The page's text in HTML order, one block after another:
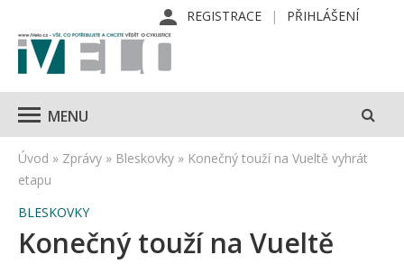
REGISTRACE PŘIHLÁŠENÍ
MENU
Úvod » Zprávy » Bleskovky » Konečný touží na Vueltě vyhrát
etapu
BLESKOVKY
Konečný touží na Vueltě